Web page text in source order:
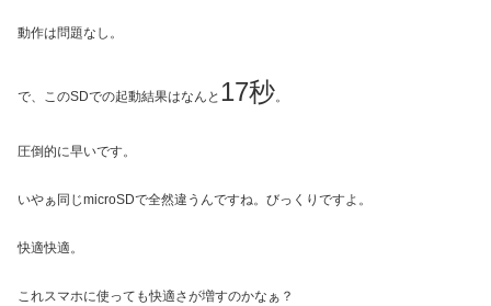
動作は問題なし。
で、このSDでの起動結果はなんと 17秒。
圧倒的に早いです。
いやぁ同じmicroSDで全然違うんですね。びっくりですよ。
快適快適。
これスマホに使っても快適さが増すのかなぁ？